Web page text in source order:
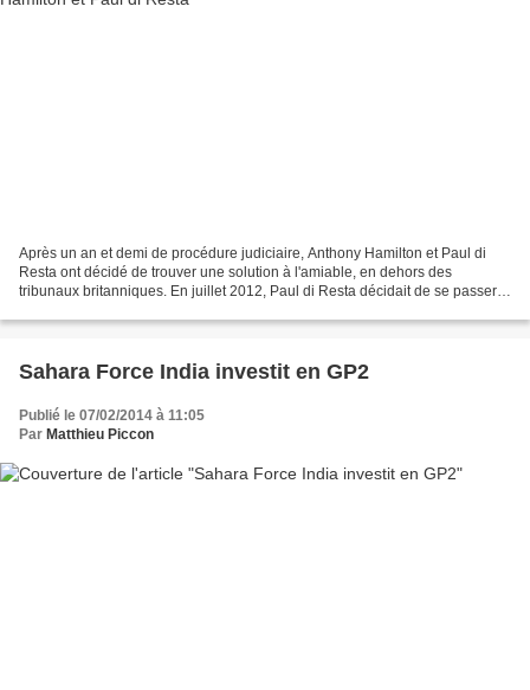
Après un an et demi de procédure judiciaire, Anthony Hamilton et Paul di
Resta ont décidé de trouver une solution à l'amiable, en dehors des
tribunaux britanniques. En juillet 2012, Paul di Resta décidait de se passer
Sahara Force India investit en GP2
Publié le 07/02/2014 à 11:05
Par Matthieu Piccon